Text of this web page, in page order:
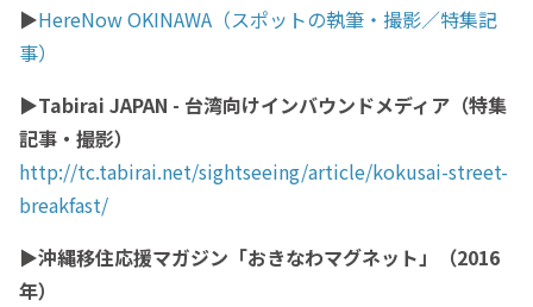
▶HereNow OKINAWA（スポットの執筆・撮影／特集記
事）
▶Tabirai JAPAN - 台湾向けインバウンドメディア（特集
記事・撮影）
http://tc.tabirai.net/sightseeing/article/kokusai-street-
breakfast/
▶沖縄移住応援マガジン「おきなわマグネット」（2016
年）